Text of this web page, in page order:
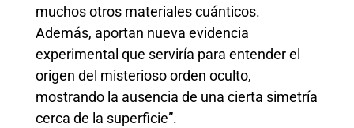
muchos otros materiales cuánticos.
Además, aportan nueva evidencia
experimental que serviría para entender el
origen del misterioso orden oculto,
mostrando la ausencia de una cierta simetría
cerca de la superficie”.